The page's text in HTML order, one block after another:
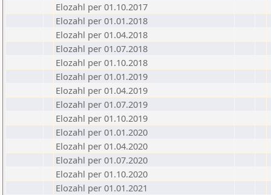
Elozahl per 01.10.2017
Elozahl per 01.01.2018
Elozahl per 01.04.2018
Elozahl per 01.07.2018
Elozahl per 01.10.2018
Elozahl per 01.01.2019
Elozahl per 01.04.2019
Elozahl per 01.07.2019
Elozahl per 01.10.2019
Elozahl per 01.01.2020
Elozahl per 01.04.2020
Elozahl per 01.07.2020
Elozahl per 01.10.2020
Elozahl per 01.01.2021